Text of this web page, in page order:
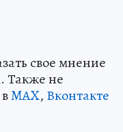
свое мнение
. Также не
MAX, Вконтакте